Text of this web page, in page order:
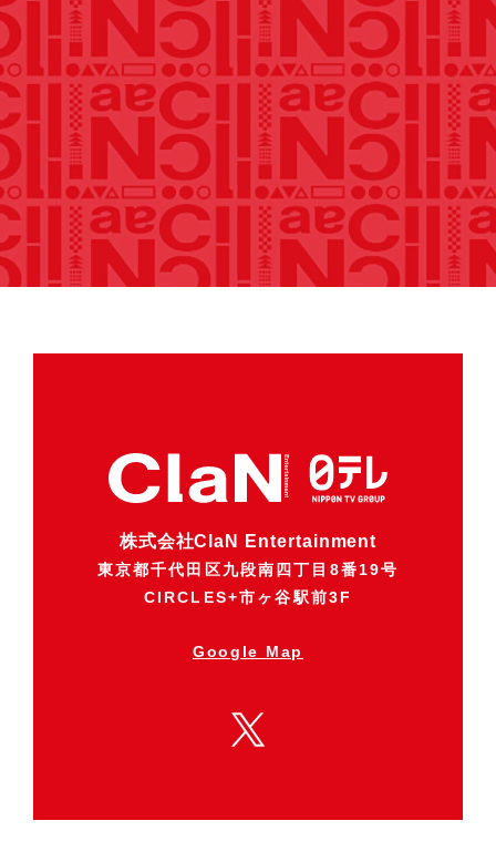
株式会社ClaN Entertainment
東京都千代田区九段南四丁目8番19号
CIRCLES+市ヶ谷駅前3F
Google Map